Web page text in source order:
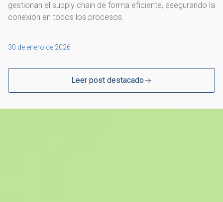
gestionan el supply chain de forma eficiente, asegurando la
conexión en todos los procesos.
30 de enero de 2026
Leer post destacado